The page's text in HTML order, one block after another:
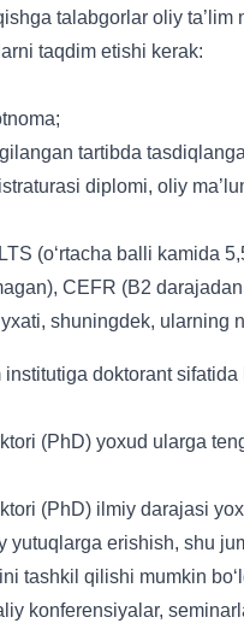
talabgorlar oliy
taqdim etishi kerak:
tartibda
diplomi, oliy
(o‘rtacha balli kamida
CEFR (B2
shuningdek, ularning
institutiga doktorant
(PhD) yoxud ularga
(PhD) ilmiy darajasi
yutuqlarga erishish, shu
tashkil qilishi mumkin
konferensiyalar,